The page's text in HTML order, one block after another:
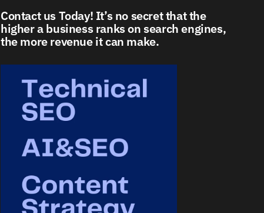
Contact us Today! It’s no secret that the
higher a business ranks on search engines,
the more revenue it can make.